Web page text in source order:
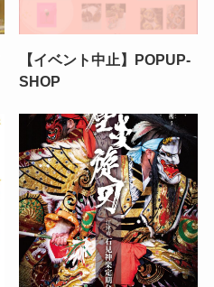
【イベント中止】POPUP-
SHOP